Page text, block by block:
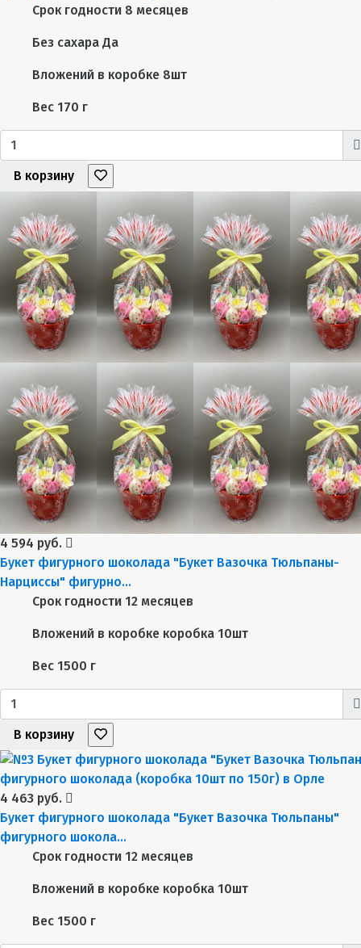
Срок годности 8 месяцев
Без сахара Да
Вложений в коробке 8шт
Вес 170 г
В корзину
4 594 руб.
Букет фигурного шоколада "Букет Вазочка Тюльпаны-
Нарциссы" фигурно...
Срок годности 12 месяцев
Вложений в коробке коробка 10шт
Вес 1500 г
В корзину
4 463 руб.
Букет фигурного шоколада "Букет Вазочка Тюльпаны"
фигурного шокола...
Срок годности 12 месяцев
Вложений в коробке коробка 10шт
Вес 1500 г